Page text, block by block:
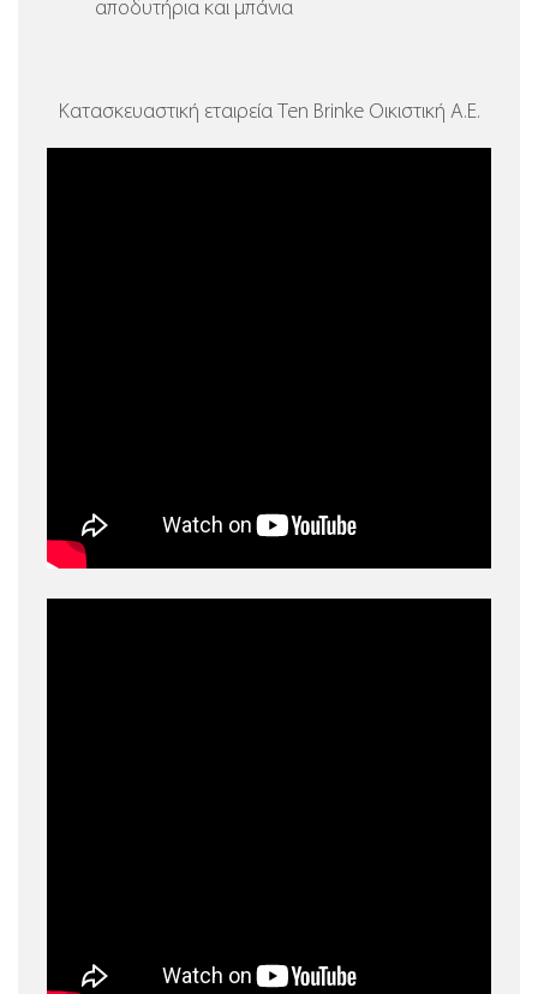
αποδυτήρια και μπάνια
Κατασκευαστική εταιρεία Ten Brinke Οικιστική Α.Ε.